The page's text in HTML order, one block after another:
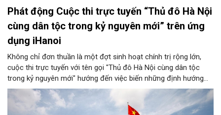
Phát động Cuộc thi trực tuyến “Thủ đô Hà Nội
cùng dân tộc trong kỷ nguyên mới” trên ứng
dụng iHanoi
Không chỉ đơn thuần là một đợt sinh hoạt chính trị rộng lớn,
cuộc thi trực tuyến với tên gọi "Thủ đô Hà Nội cùng dân tộc
trong kỷ nguyên mới" hướng đến việc biến những định hướng
chiến lược trong Nghị quyết số 02-NQ/TW của Bộ Chính trị
thành niềm tin, thành nhận thức chung của mỗi người dân.